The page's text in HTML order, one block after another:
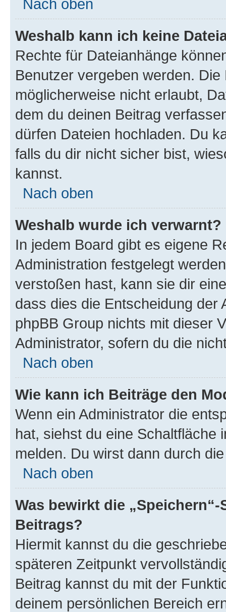
Nach oben
Weshalb kann ich keine
Rechte für Dateianhänge
Benutzer vergeben werden.
möglicherweise nicht erlaubt,
dem du deinen Beitrag
dürfen Dateien hochladen. Du
falls du dir nicht sicher bist,
kannst.
Nach oben
Weshalb wurde ich verwarnt?
In jedem Board gibt es eigene
Administration festgelegt
verstoßen hast, kann sie dir
dass dies die Entscheidung der
phpBB Group nichts mit dieser
Administrator, sofern du die
Nach oben
Wie kann ich Beiträge den
Wenn ein Administrator die
hat, siehst du eine Schaltfläche
melden. Du wirst dann durch
Nach oben
Was bewirkt die
Beitrags?
Hiermit kannst du die
späteren Zeitpunkt
Beitrag kannst du mit der
deinem persönlichen Bereich